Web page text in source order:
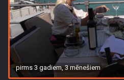
pirms 3 gadiem, 3 mēnešiem